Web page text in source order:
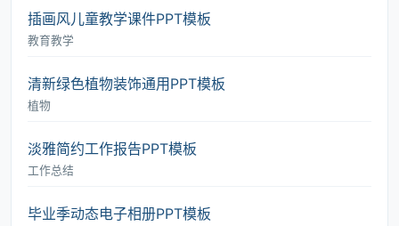
插画风儿童教学课件PPT模板
教育教学
清新绿色植物装饰通用PPT模板
植物
淡雅简约工作报告PPT模板
工作总结
毕业季动态电子相册PPT模板